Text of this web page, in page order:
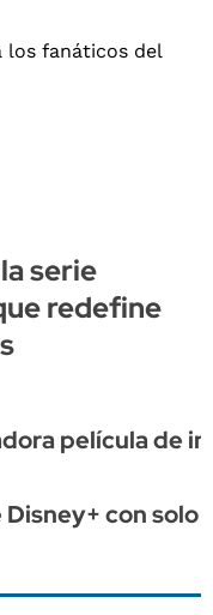
serie
redefine
película de
con